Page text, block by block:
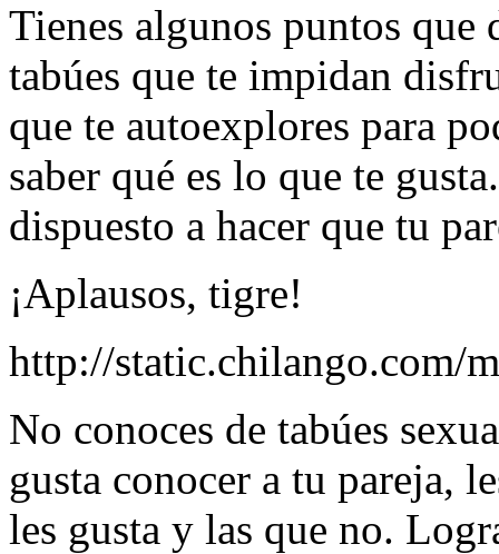
Tienes algunos puntos que
tabúes que te impidan
que te autoexplores para
saber qué es lo que te
dispuesto a hacer que tu
¡Aplausos, tigre!
http://static.chilango.com/
No conoces de tabúes
gusta conocer a tu pareja,
les gusta y las que no.